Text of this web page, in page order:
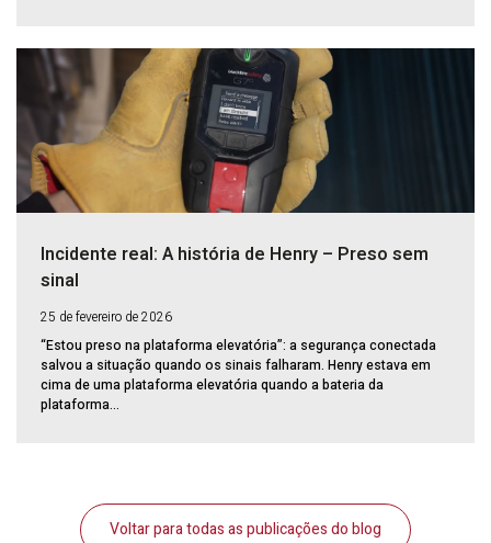
Incidente real: A história de Henry – Preso sem
sinal
25 de fevereiro de 2026
“Estou preso na plataforma elevatória”: a segurança conectada
salvou a situação quando os sinais falharam. Henry estava em
cima de uma plataforma elevatória quando a bateria da
plataforma...
Voltar para todas as publicações do blog